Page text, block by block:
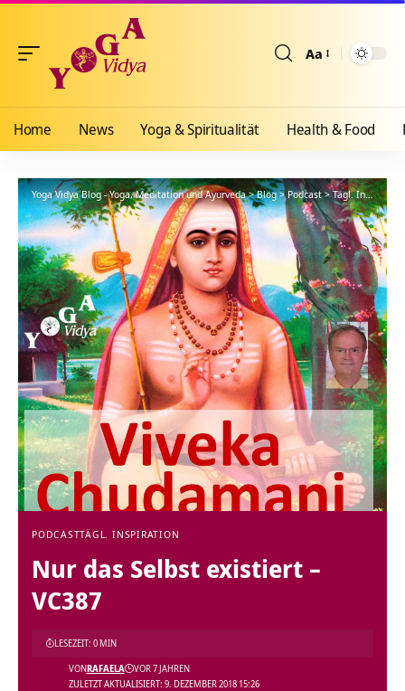
Aa
Home News Yoga & Spiritualität Health & Food
Yoga Vidya Blog - Yoga, Meditation und Ayurveda>Blog>Podcast>Tägl. Inspiration
PODCASTTÄGL. INSPIRATION
Nur das Selbst existiert –
VC387
ZULETZT AKTUALISIERT: 9. DEZEMBER 2018 15:26
VONRAFAELA VOR 7 JAHREN
LESEZEIT: 0 MIN